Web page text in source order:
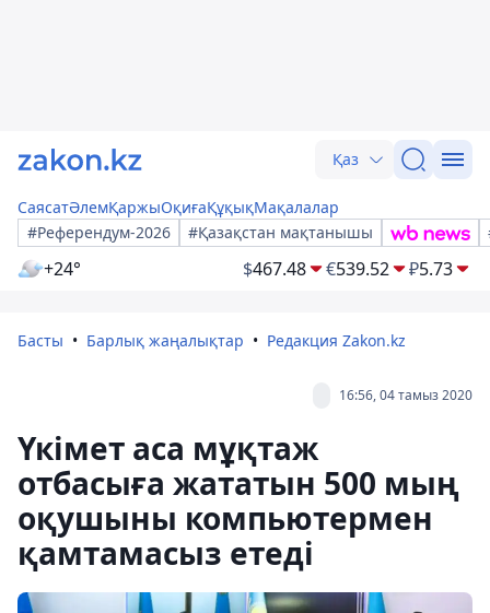
Қаз
СаясатӘлемҚаржыОқиғаҚұқықМақалалар
#Референдум-2026
#Қазақстан мақтанышы
+24° $467.48 €539.52 ₽5.73
Басты Барлық жаңалықтар Редакция Zakon.kz
16:56, 04 тамыз 2020
Үкімет аса мұқтаж
отбасыға жататын 500 мың
оқушыны компьютермен
қамтамасыз етеді